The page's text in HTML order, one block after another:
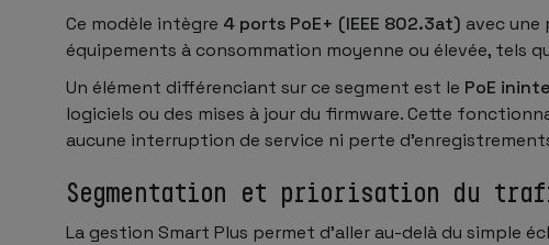
Ce modèle intègre 4 ports PoE+ (IEEE 802.3at) avec
équipements à consommation moyenne ou élevée, tels
Un élément différenciant sur ce segment est le PoE
logiciels ou des mises à jour du firmware. Cette
aucune interruption de service ni perte
Segmentation et priorisation du
La gestion Smart Plus permet d’aller au-delà du simple